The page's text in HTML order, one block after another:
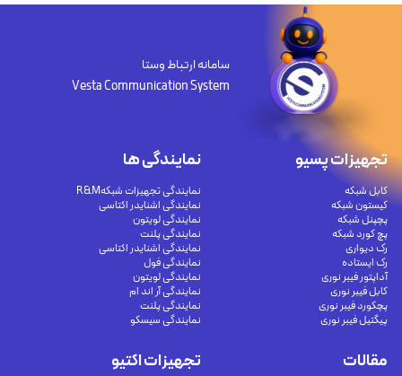
سامانه ارتباط وستا
Vesta Communication System
تجهیزات پسیو
کابل شبکه
کیستون شبکه
پچپنل شبکه
پچ کورد شبکه
رک دیواری
رک ایستاده
آداپتور فیبر نوری
کابل فیبر نوری
پچکورد فیبر نوری
پیگتیل فیبر نوری
تجهیزات اکتیو
نمایندگی ها
نمایندگی تجهیزات شبکهR&M
نمایندگی اشنایدر اکتاسی
نمایندگی لویتون
نمایندگی پلنت
نمایندگی اشنایدر اکتاسی
نمایندگی فول
نمایندگی لویتون
نمایندگی آر اند ام
نمایندگی پلنت
نمایندگی سیسکو
مقالات